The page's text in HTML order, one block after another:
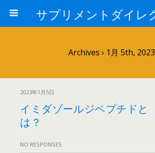
Archives › 1月 5th, 2023
2023年1月5日
イミダゾールジペプチドと
は？
NO RESPONSES